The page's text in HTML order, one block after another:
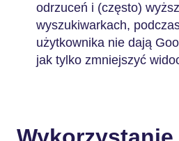
odrzuceń i (często)
wyszukiwarkach,
użytkownika nie dają
jak tylko zmniejszyć